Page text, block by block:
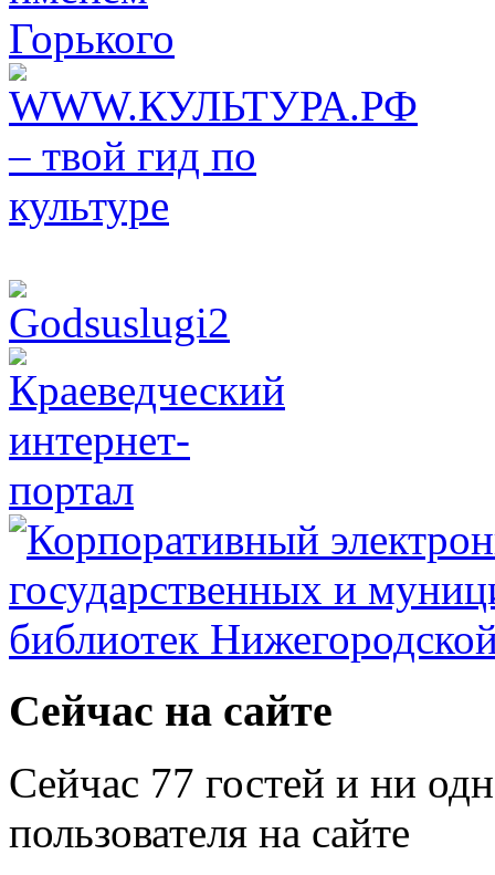
Сейчас на сайте
Сейчас 77 гостей и ни
пользователя на сайте